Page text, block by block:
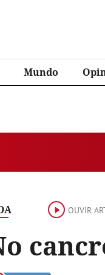
Mundo
OUVIR